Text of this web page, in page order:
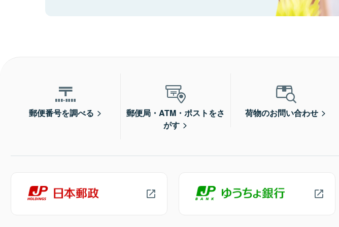
郵便番号を調べる
郵便局・ATM・ポストをさ
がす
荷物のお問い合わせ